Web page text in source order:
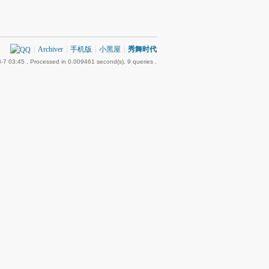
Archiver 手机版 小黑屋 秀舞时代
7 03:45 , Processed in 0.009461 second(s), 9 queries .